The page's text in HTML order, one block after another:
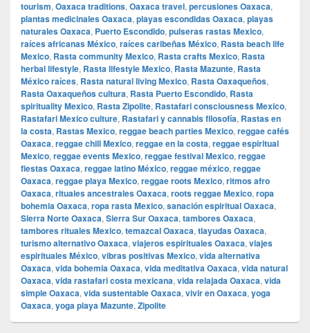
tourism, Oaxaca traditions, Oaxaca travel, percusiones Oaxaca,
plantas medicinales Oaxaca, playas escondidas Oaxaca, playas
naturales Oaxaca, Puerto Escondido, pulseras rastas Mexico,
raíces africanas México, raíces caribeñas México, Rasta beach life
Mexico, Rasta community Mexico, Rasta crafts Mexico, Rasta
herbal lifestyle, Rasta lifestyle Mexico, Rasta Mazunte, Rasta
México raíces, Rasta natural living Mexico, Rasta Oaxaqueños,
Rasta Oaxaqueños cultura, Rasta Puerto Escondido, Rasta
spirituality Mexico, Rasta Zipolite, Rastafari consciousness Mexico,
Rastafari Mexico culture, Rastafari y cannabis filosofía, Rastas en
la costa, Rastas Mexico, reggae beach parties Mexico, reggae cafés
Oaxaca, reggae chill Mexico, reggae en la costa, reggae espiritual
Mexico, reggae events Mexico, reggae festival Mexico, reggae
fiestas Oaxaca, reggae latino México, reggae méxico, reggae
Oaxaca, reggae playa Mexico, reggae roots Mexico, ritmos afro
Oaxaca, rituales ancestrales Oaxaca, roots reggae Mexico, ropa
bohemia Oaxaca, ropa rasta Mexico, sanación espiritual Oaxaca,
Sierra Norte Oaxaca, Sierra Sur Oaxaca, tambores Oaxaca,
tambores rituales Mexico, temazcal Oaxaca, tlayudas Oaxaca,
turismo alternativo Oaxaca, viajeros espirituales Oaxaca, viajes
espirituales México, vibras positivas Mexico, vida alternativa
Oaxaca, vida bohemia Oaxaca, vida meditativa Oaxaca, vida natural
Oaxaca, vida rastafari costa mexicana, vida relajada Oaxaca, vida
simple Oaxaca, vida sustentable Oaxaca, vivir en Oaxaca, yoga
Oaxaca, yoga playa Mazunte, Zipolite